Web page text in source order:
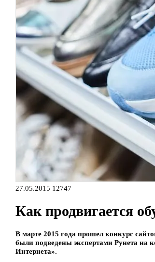
27.05.2015 12747
Как продвигается
В марте 2015 года прошел конкурс
были подведены экспертами Рунета на
Интернета».